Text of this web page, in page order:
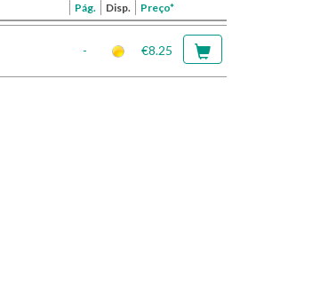
Pág. Disp. Preço*
- €8.25